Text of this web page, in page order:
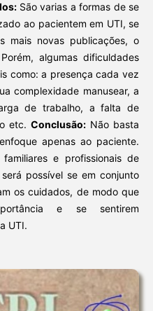
São varias a formas de se
ao pacientem em UTI, se
mais novas publicações, o
algumas dificuldades
como: a presença cada vez
complexidade manusear, a
de trabalho, a falta de
etc.Conclusão: Não basta
apenas ao paciente.
e profissionais de
possível se em conjunto
os cuidados, de modo que
e se sentirem
UTI.